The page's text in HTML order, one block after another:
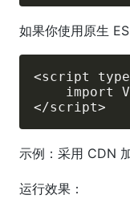
如果你使用原生
<script
import
</script>
示例：采用 CDN
运行效果：